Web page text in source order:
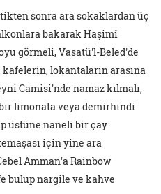
sonra ara sokaklardan üç
bakarak Haşimî
görmeli, Vasatü'l-Beled'de
lokantaların arasına
Camisi'nde namaz kılmalı,
limonata veya demirhindi
üstüne naneli bir çay
için yine ara
Amman'a Rainbow
bulup nargile ve kahve